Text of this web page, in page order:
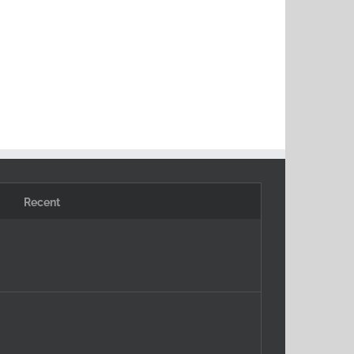
Recent